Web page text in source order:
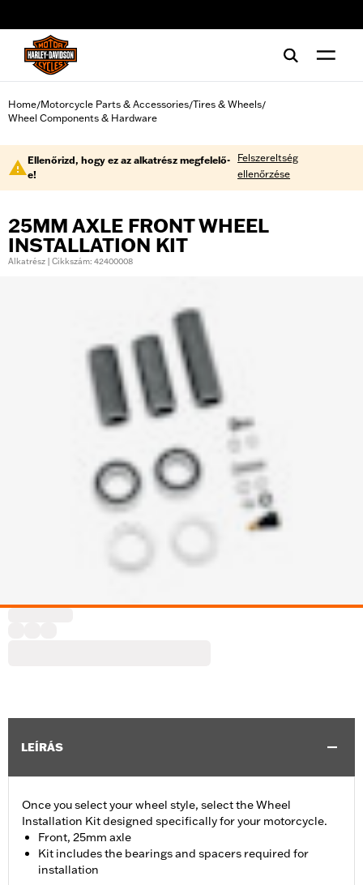
Home/Motorcycle Parts & Accessories/Tires & Wheels/
Wheel Components & Hardware
Ellenőrizd, hogy ez az alkatrész megfelelő-
e!
Felszereltség
ellenőrzése
25MM AXLE FRONT WHEEL
INSTALLATION KIT
Alkatrész | Cikkszám: 42400008
LEÍRÁS
Once you select your wheel style, select the Wheel
Installation Kit designed specifically for your motorcycle.
Front, 25mm axle
Kit includes the bearings and spacers required for
installation